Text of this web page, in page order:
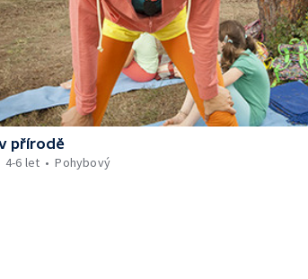
přírodě
4-6 let Pohybový